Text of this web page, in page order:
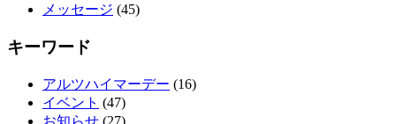
メッセージ (45)
キーワード
アルツハイマーデー (16)
イベント (47)
お知らせ (27)